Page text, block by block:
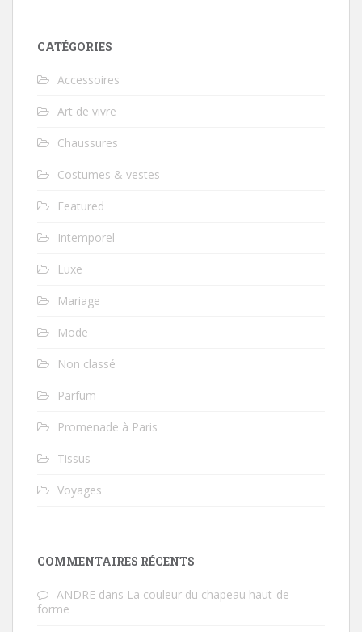
CATÉGORIES
Accessoires
Art de vivre
Chaussures
Costumes & vestes
Featured
Intemporel
Luxe
Mariage
Mode
Non classé
Parfum
Promenade à Paris
Tissus
Voyages
COMMENTAIRES RÉCENTS
ANDRE dans La couleur du chapeau haut-de-
forme